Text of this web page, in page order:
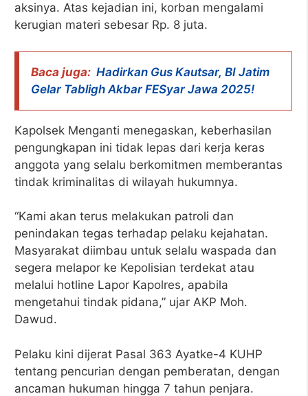
aksinya. Atas kejadian ini, korban mengalami
kerugian materi sebesar Rp. 8 juta.
Baca juga: Hadirkan Gus Kautsar, BI Jatim
Gelar Tabligh Akbar FESyar Jawa 2025!
Kapolsek Menganti menegaskan, keberhasilan
pengungkapan ini tidak lepas dari kerja keras
anggota yang selalu berkomitmen memberantas
tindak kriminalitas di wilayah hukumnya.
“Kami akan terus melakukan patroli dan
penindakan tegas terhadap pelaku kejahatan.
Masyarakat diimbau untuk selalu waspada dan
segera melapor ke Kepolisian terdekat atau
melalui hotline Lapor Kapolres, apabila
mengetahui tindak pidana,” ujar AKP Moh.
Dawud.
Pelaku kini dijerat Pasal 363 Ayatke-4 KUHP
tentang pencurian dengan pemberatan, dengan
ancaman hukuman hingga 7 tahun penjara.